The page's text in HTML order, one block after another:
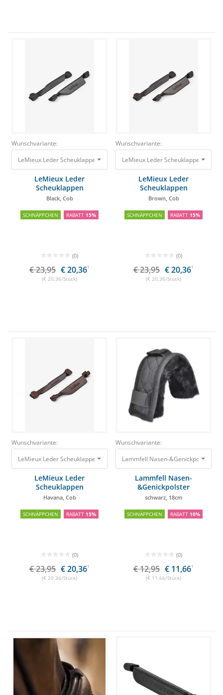
Wunschvariante:
LeMieux Leder Scheuklappen Black, Cob23,95 €20,36 €
LeMieux Leder
Scheuklappen
Black, Cob
SCHNÄPPCHEN RABATT 15%
(0)
€ 23,95 € 20,361
(€ 20,36/Stück)
Wunschvariante:
LeMieux Leder Scheuklappen
LeMieux Leder
Scheuklappen
Brown, Cob
SCHNÄPPCHEN RABATT 15%
(0)
€ 23,95 € 20,361
(€ 20,36/Stück)
Wunschvariante:
LeMieux Leder Scheuklappen Havana, Cob23,95 €20,36 €
LeMieux Leder
Scheuklappen
Havana, Cob
SCHNÄPPCHEN RABATT 15%
(0)
€ 23,95 € 20,361
(€ 20,36/Stück)
Wunschvariante:
Lammfell Nasen-
&Genickpolster
schwarz, 18cm
SCHNÄPPCHEN RABATT 10%
(0)
€ 12,95 € 11,661
(€ 11,66/Stück)